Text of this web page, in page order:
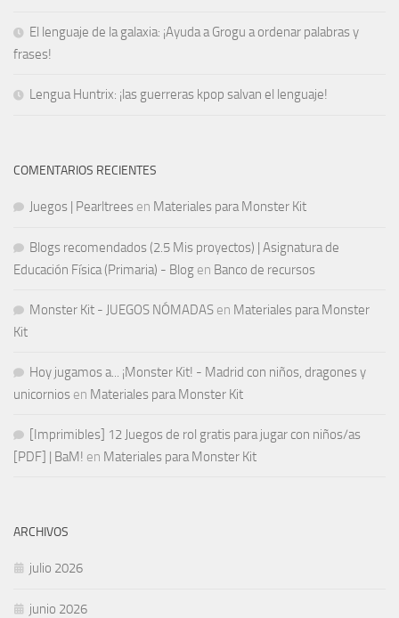
El lenguaje de la galaxia: ¡Ayuda a Grogu a ordenar palabras y
frases!
Lengua Huntrix: ¡las guerreras kpop salvan el lenguaje!
COMENTARIOS RECIENTES
Juegos | Pearltrees en Materiales para Monster Kit
Blogs recomendados (2.5 Mis proyectos) | Asignatura de
Educación Física (Primaria) - Blog en Banco de recursos
Monster Kit - JUEGOS NÓMADAS en Materiales para Monster
Kit
Hoy jugamos a... ¡Monster Kit! - Madrid con niños, dragones y
unicornios en Materiales para Monster Kit
[Imprimibles] 12 Juegos de rol gratis para jugar con niños/as
[PDF] | BaM! en Materiales para Monster Kit
ARCHIVOS
julio 2026
junio 2026